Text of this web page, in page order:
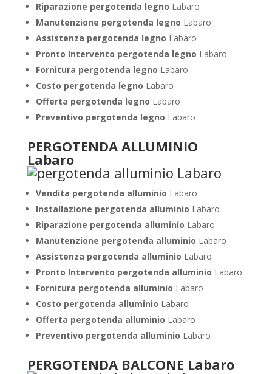
Riparazione pergotenda legno Labaro
Manutenzione pergotenda legno Labaro
Assistenza pergotenda legno Labaro
Pronto Intervento pergotenda legno Labaro
Fornitura pergotenda legno Labaro
Costo pergotenda legno Labaro
Offerta pergotenda legno Labaro
Preventivo pergotenda legno Labaro
PERGOTENDA ALLUMINIO
Labaro
Vendita pergotenda alluminio Labaro
Installazione pergotenda alluminio Labaro
Riparazione pergotenda alluminio Labaro
Manutenzione pergotenda alluminio Labaro
Assistenza pergotenda alluminio Labaro
Pronto Intervento pergotenda alluminio Labaro
Fornitura pergotenda alluminio Labaro
Costo pergotenda alluminio Labaro
Offerta pergotenda alluminio Labaro
Preventivo pergotenda alluminio Labaro
PERGOTENDA BALCONE Labaro